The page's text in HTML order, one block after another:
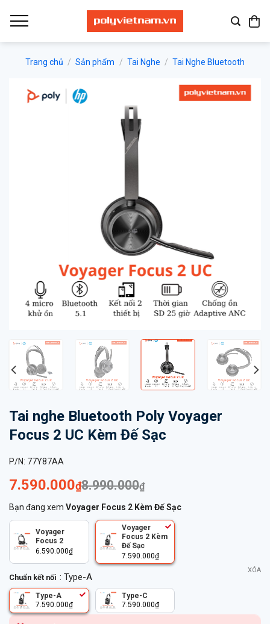
qua
Trang chủ / Sản phẩm / Tai Nghe / Tai Nghe Bluetooth
Tai nghe Bluetooth Poly Voyager
Focus 2 UC Kèm Đế Sạc
P/N: 77Y87AA
7.590.000₫8.990.000₫
Bạn đang xem Voyager Focus 2 Kèm Đế Sạc
Voyager
Focus 2
6.590.000₫
Voyager
Focus 2 Kèm
Đế Sạc
7.590.000₫
Chuẩn kết nối : Type-A
Type-A
7.590.000₫
Type-C
7.590.000₫
XÓA